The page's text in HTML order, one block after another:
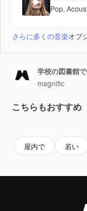
Pop,
さらに多くの音楽オプ
学校の図書館
magnific
こちらもおすすめ
屋内で 若い